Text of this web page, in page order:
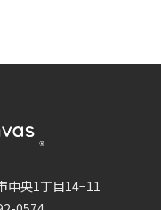
中央1丁目14−11